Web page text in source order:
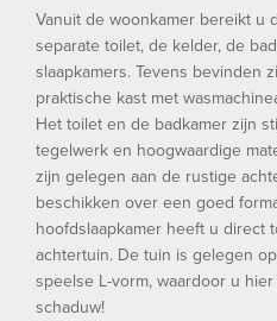
Vanuit de woonkamer bereikt u
separate toilet, de kelder, de
slaapkamers. Tevens bevinden
praktische kast met
Het toilet en de badkamer zijn
tegelwerk en hoogwaardige
zijn gelegen aan de rustige
beschikken over een goed
hoofdslaapkamer heeft u direct
achtertuin. De tuin is gelegen
speelse L-vorm, waardoor u
schaduw!